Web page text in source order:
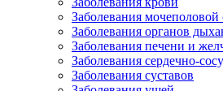
Заболевания
Заболевания органов
Заболевания печени и
Заболевания сердечно-
Заболевания суставов